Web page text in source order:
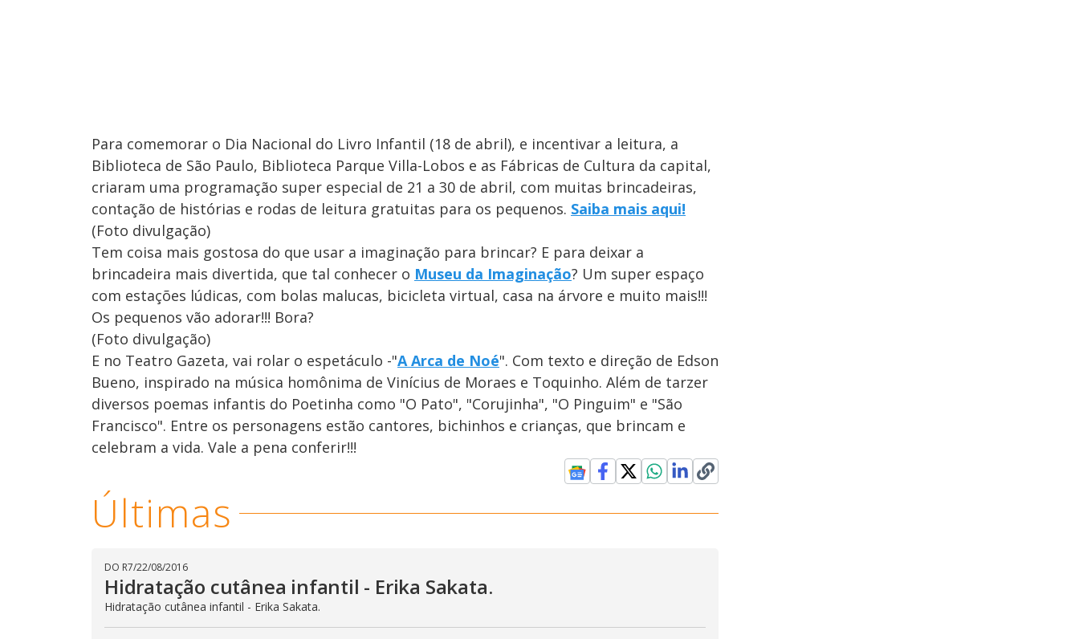
Para comemorar o Dia Nacional do Livro Infantil (18 de abril), e incentivar a leitura, a
Biblioteca de São Paulo, Biblioteca Parque Villa-Lobos e as Fábricas de Cultura da capital,
criaram uma programação super especial de 21 a 30 de abril, com muitas brincadeiras,
contação de histórias e rodas de leitura gratuitas para os pequenos. Saiba mais aqui!
(Foto divulgação)
Tem coisa mais gostosa do que usar a imaginação para brincar? E para deixar a
brincadeira mais divertida, que tal conhecer o Museu da Imaginação? Um super espaço
com estações lúdicas, com bolas malucas, bicicleta virtual, casa na árvore e muito mais!!!
Os pequenos vão adorar!!! Bora?
(Foto divulgação)
E no Teatro Gazeta, vai rolar o espetáculo -"A Arca de Noé". Com texto e direção de Edson
Bueno, inspirado na música homônima de Vinícius de Moraes e Toquinho. Além de tarzer
diversos poemas infantis do Poetinha como "O Pato", "Corujinha", "O Pinguim" e "São
Francisco". Entre os personagens estão cantores, bichinhos e crianças, que brincam e
celebram a vida. Vale a pena conferir!!!
Últimas
DO R7/22/08/2016
Hidratação cutânea infantil - Erika Sakata.
Hidratação cutânea infantil - Erika Sakata.